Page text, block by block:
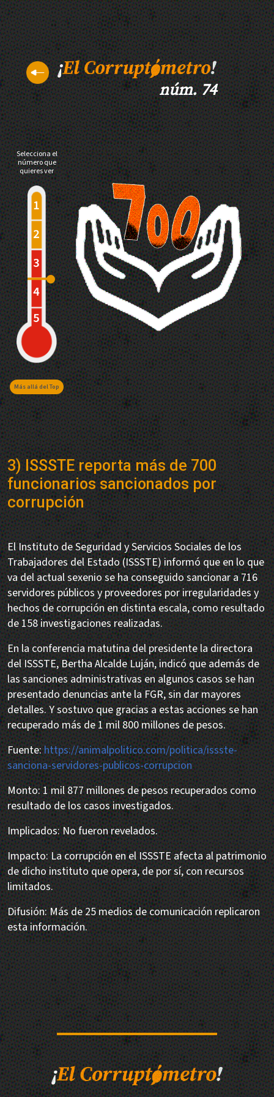
núm. 74
Selecciona el
número que
quieres ver
Más allá del Top
3) ISSSTE reporta más de 700
funcionarios sancionados por
corrupción
El Instituto de Seguridad y Servicios Sociales de los
Trabajadores del Estado (ISSSTE) informó que en lo que
va del actual sexenio se ha conseguido sancionar a 716
servidores públicos y proveedores por irregularidades y
hechos de corrupción en distinta escala, como resultado
de 158 investigaciones realizadas.
En la conferencia matutina del presidente la directora
del ISSSTE, Bertha Alcalde Luján, indicó que además de
las sanciones administrativas en algunos casos se han
presentado denuncias ante la FGR, sin dar mayores
detalles. Y sostuvo que gracias a estas acciones se han
recuperado más de 1 mil 800 millones de pesos.
Fuente:https://animalpolitico.com/politica/issste-
sanciona-servidores-publicos-corrupcion
Monto: 1 mil 877 millones de pesos recuperados como
resultado de los casos investigados.
Implicados: No fueron revelados.
Impacto: La corrupción en el ISSSTE afecta al patrimonio
de dicho instituto que opera, de por sí, con recursos
limitados.
Difusión: Más de 25 medios de comunicación replicaron
esta información.